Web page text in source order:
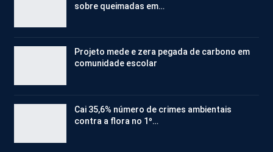
sobre queimadas em…
Projeto mede e zera pegada de carbono em
comunidade escolar
Cai 35,6% número de crimes ambientais
contra a flora no 1º…